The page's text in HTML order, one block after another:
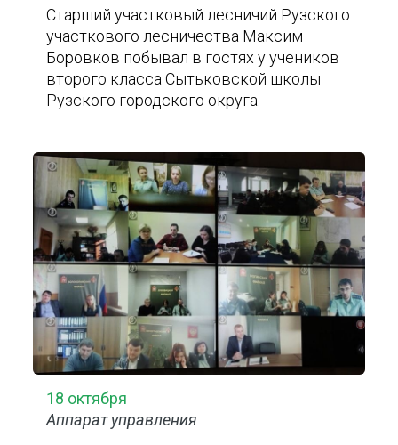
Старший участковый лесничий Рузского
участкового лесничества Максим
Боровков побывал в гостях у учеников
второго класса Сытьковской школы
Рузского городского округа.
18 октября
Аппарат управления